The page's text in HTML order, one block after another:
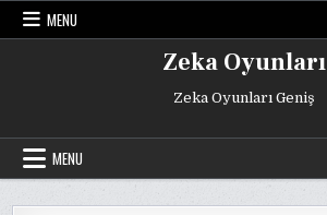
Skip
MENU
Zeka Oyunları
Zeka Oyunları Geniş
MENU